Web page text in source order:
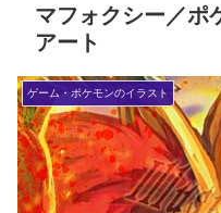
マフォクシー／ポ
アート
ゲーム・ポケモンのイラスト